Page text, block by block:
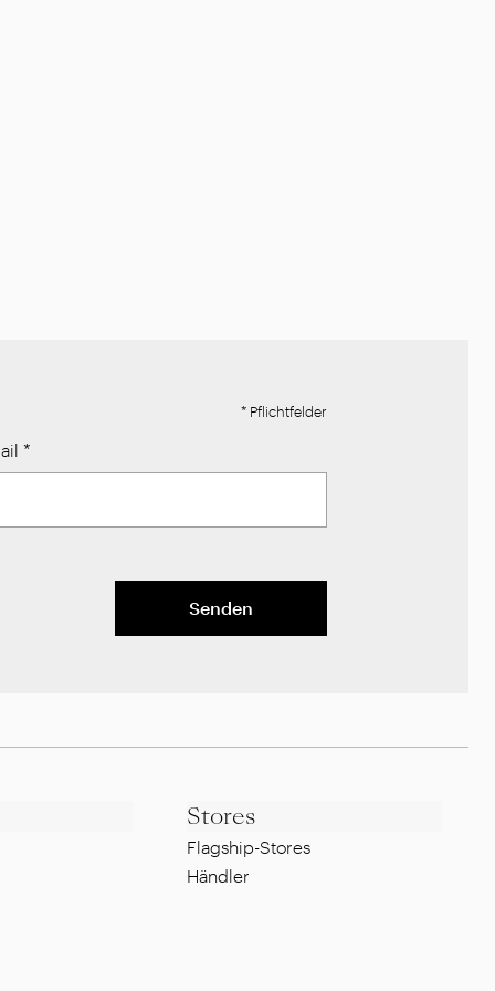
* Pflichtfelder
*
Senden
Stores
Flagship-Stores
Händler